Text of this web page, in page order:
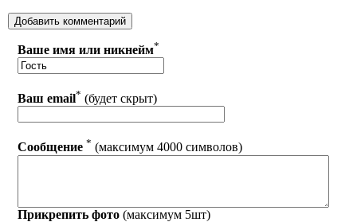
Ваше имя или никнейм*
Ваш email* (будет скрыт)
Сообщение * (максимум 4000 символов)
Прикрепить фото (максимум 5шт)